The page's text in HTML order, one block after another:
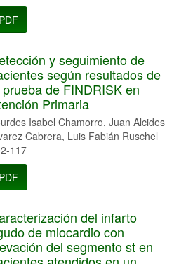
PDF
y seguimiento de
según resultados de
prueba de FINDRISK en
Primaria
Isabel Chamorro, Juan Alcides
Cabrera, Luis Fabián Ruschel
117
PDF
del infarto
de miocardio con
del segmento st en